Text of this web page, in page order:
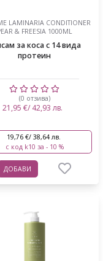
LAMINARIA CONDITIONER
& FREESIA 1000ML
за коса с 14 вида
протеин
(0 отзива)
21,95 €/ 42,93 лв.
19,76 €/ 38,64 лв.
с код k10 за - 10 %
ДОБАВИ